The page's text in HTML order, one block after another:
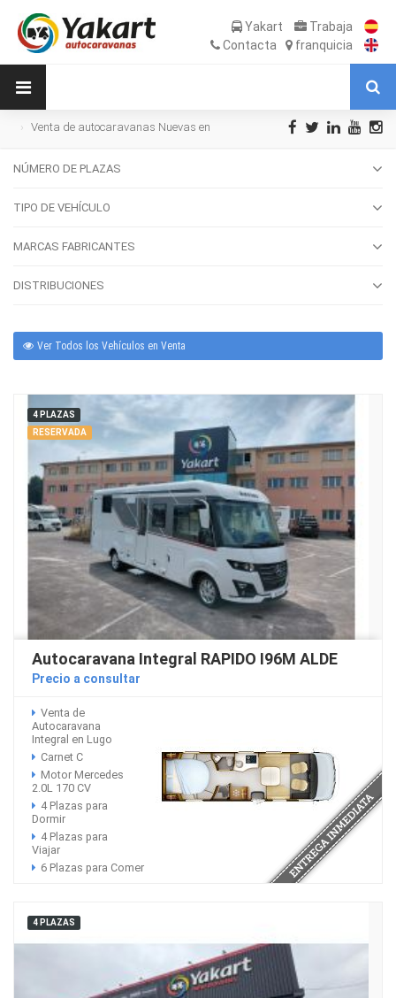
Yakart
Trabaja
Contacta
franquicia
Venta de autocaravanas Nuevas en
NÚMERO DE PLAZAS
TIPO DE VEHÍCULO
MARCAS FABRICANTES
DISTRIBUCIONES
Ver Todos los Vehículos en Venta
4 PLAZAS
RESERVADA
Autocaravana Integral RAPIDO I96M ALDE
Precio a consultar
Venta de
Autocaravana
Integral en Lugo
Carnet C
Motor Mercedes
2.0L 170 CV
4 Plazas para
Dormir
4 Plazas para
Viajar
6 Plazas para Comer
4 PLAZAS